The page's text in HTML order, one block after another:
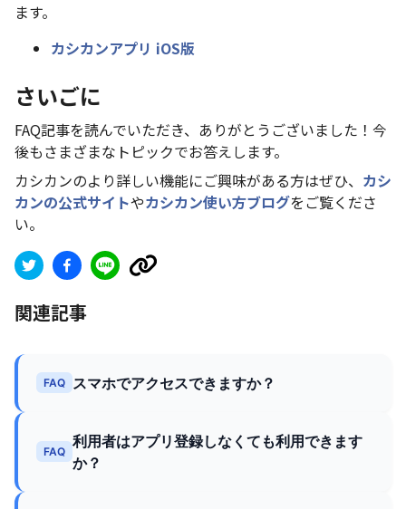
ます。
カシカンアプリ iOS版
さいごに
FAQ記事を読んでいただき、ありがとうございました！今
後もさまざまなトピックでお答えします。
カシカンのより詳しい機能にご興味がある方はぜひ、 カシ
カンの公式サイトやカシカン使い方ブログをご覧くださ
い。
関連記事
FAQ スマホでアクセスできますか？
FAQ
利用者はアプリ登録しなくても利用できます
か？